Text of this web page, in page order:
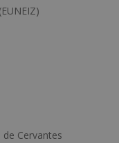
Cervantes